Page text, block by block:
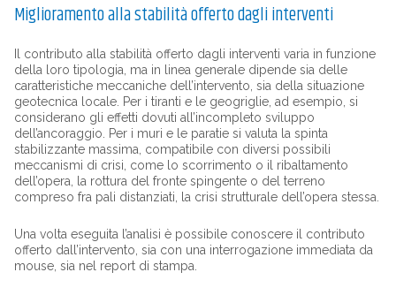
Miglioramento alla stabilità offerto dagli interventi
Il contributo alla stabilità offerto dagli interventi varia in funzione
della loro tipologia, ma in linea generale dipende sia delle
caratteristiche meccaniche dell’intervento, sia della situazione
geotecnica locale. Per i tiranti e le geogriglie, ad esempio, si
considerano gli effetti dovuti all’incompleto sviluppo
dell’ancoraggio. Per i muri e le paratie si valuta la spinta
stabilizzante massima, compatibile con diversi possibili
meccanismi di crisi, come lo scorrimento o il ribaltamento
dell’opera, la rottura del fronte spingente o del terreno
compreso fra pali distanziati, la crisi strutturale dell’opera stessa.
Una volta eseguita l’analisi è possibile conoscere il contributo
offerto dall’intervento, sia con una interrogazione immediata da
mouse, sia nel report di stampa.